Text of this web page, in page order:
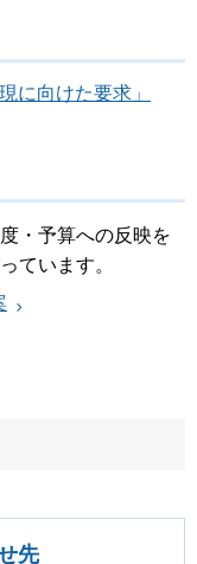
に向けた要求」
・予算への反映を
ています。
先